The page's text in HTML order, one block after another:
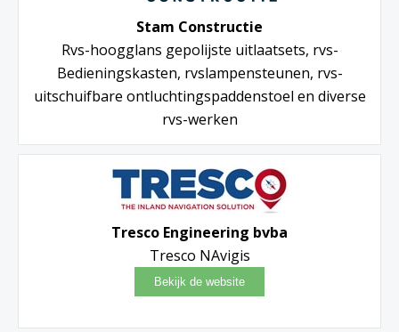
Stam Constructie
Rvs-hoogglans gepolijste uitlaatsets, rvs-
Bedieningskasten, rvslampensteunen, rvs-
uitschuifbare ontluchtingspaddenstoel en diverse
rvs-werken
Tresco Engineering bvba
Tresco NAvigis